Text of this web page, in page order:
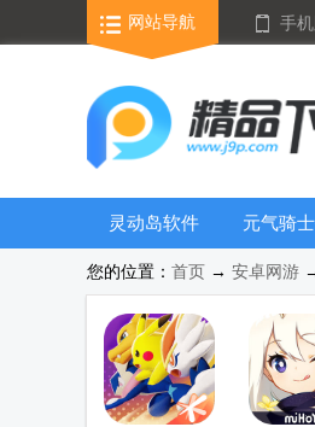
网站导航 手
灵动岛软件
元气骑
您的位置： 首页 → 安卓网游